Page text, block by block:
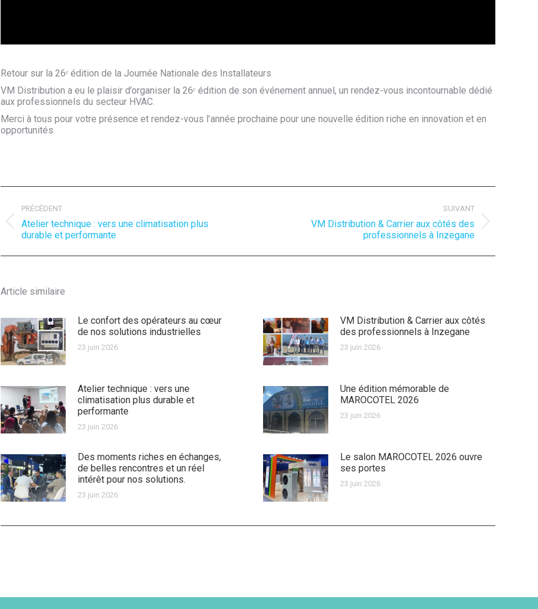
Retour sur la 26ᵉ édition de la Journée Nationale des Installateurs
VM Distribution a eu le plaisir d’organiser la 26ᵉ édition de son événement annuel, un rendez-vous incontournable dédié
aux professionnels du secteur HVAC.
Merci à tous pour votre présence et rendez-vous l’année prochaine pour une nouvelle édition riche en innovation et en
opportunités.
PRÉCÉDENT
Article
précédent
Atelier technique : vers une climatisation plus
durable et performante
SUIVANT
VM Distribution & Carrier aux côtés des
professionnels à Inzegane
Article similaire
Le confort des opérateurs au cœur
de nos solutions industrielles
23 juin 2026
VM Distribution & Carrier aux côtés
des professionnels à Inzegane
23 juin 2026
Atelier technique : vers une
climatisation plus durable et
performante
23 juin 2026
Une édition mémorable de
MAROCOTEL 2026
23 juin 2026
Des moments riches en échanges,
de belles rencontres et un réel
intérêt pour nos solutions.
23 juin 2026
Le salon MAROCOTEL 2026 ouvre
ses portes
23 juin 2026